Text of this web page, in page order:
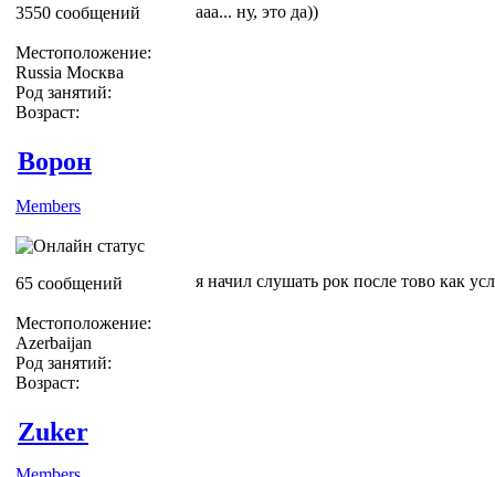
3550 сообщений
Местоположение:
Russia Москва
Род занятий:
Возраст:
ааа... ну, это да))
Ворон
Members
65 сообщений
Местоположение:
Azerbaijan
Род занятий:
Возраст:
я начил слушать рок после тово как
Zuker